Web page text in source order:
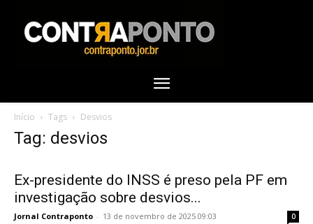
Início Tags Desvios
Tag: desvios
Ex-presidente do INSS é preso pela PF em
investigação sobre desvios...
Jornal Contraponto - 13 de novembro de 2025 09:03 0